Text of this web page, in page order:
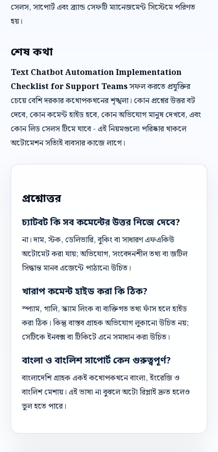
সেলস, সাপোর্ট এবং ব্র্যান্ড সেফটি ম্যানেজমেন্ট সিস্টেমে পরিণত
হয়।
শেষ কথা
Text Chatbot Automation Implementation
Checklist for Support Teamsসফল করতে প্রযুক্তির
চেয়ে বেশি দরকার কথোপকথনের শৃঙ্খলা। কোন প্রশ্নের উত্তর বট
দেবে, কোন কমেন্ট হাইড হবে, কোন অভিযোগ মানুষ দেখবে, এবং
কোন লিড সেলস টিমে যাবে - এই নিয়মগুলো পরিষ্কার থাকলে
অটোমেশন সত্যিই ব্যবসার কাজে লাগে।
প্রশ্নোত্তর
চ্যাটবট কি সব কমেন্টের উত্তর নিজে দেবে?
না। দাম, স্টক, ডেলিভারি, বুকিং বা সাধারণ এফএকিউ
অটোমেট করা যায়; অভিযোগ, সংবেদনশীল তথ্য বা জটিল
সিদ্ধান্ত মানব এজেন্টে পাঠানো উচিত।
খারাপ কমেন্ট হাইড করা কি ঠিক?
স্প্যাম, গালি, স্ক্যাম লিংক বা ব্যক্তিগত তথ্য ফাঁস হলে হাইড
করা ঠিক। কিন্তু বাস্তব গ্রাহক অভিযোগ লুকানো উচিত নয়;
সেটিকে ইনবক্স বা টিকিটে এনে সমাধান করা উচিত।
বাংলা ও বাংলিশ সাপোর্ট কেন গুরুত্বপূর্ণ?
বাংলাদেশি গ্রাহক একই কথোপকথনে বাংলা, ইংরেজি ও
বাংলিশ মেশায়। এই ভাষা না বুঝলে অটো রিপ্লাই দ্রুত হলেও
ভুল হতে পারে।